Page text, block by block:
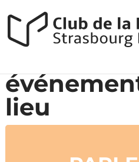
lieu